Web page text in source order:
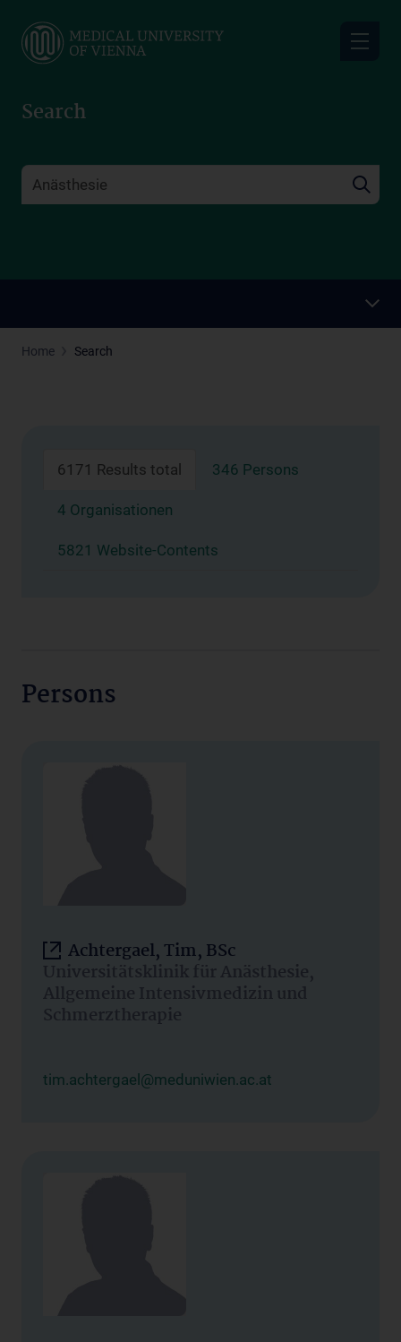
main
Search
Home Search
6171 Results total 346 Persons
4 Organisationen
5821 Website-Contents
Persons
Achtergael, Tim, BSc
Universitätsklinik für Anästhesie,
Allgemeine Intensivmedizin und
Schmerztherapie
tim.achtergael@meduniwien.ac.at